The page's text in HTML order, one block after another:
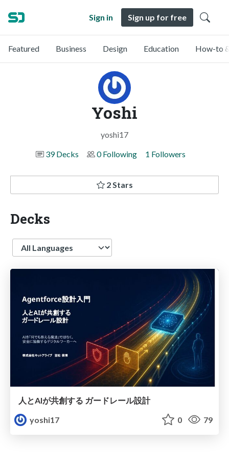
Sign in Sign up for free
Featured Business Design Education How-to
Yoshi
yoshi17
39 Decks
0 Following 1 Followers
2 Stars
Decks
Language
人とAIが共創する ガードレール設計
yoshi17
0 79